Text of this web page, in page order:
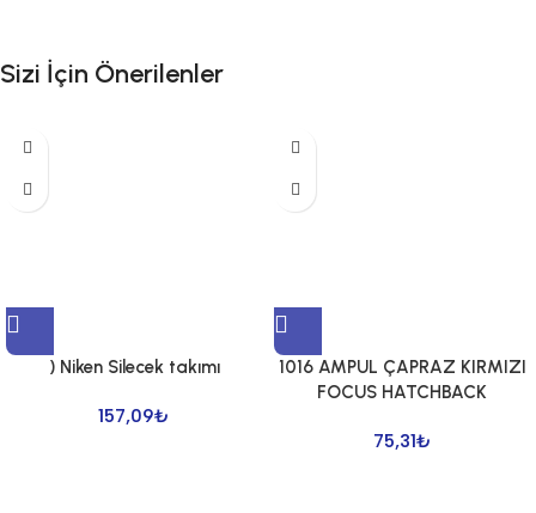
Sizi İçin Önerilenler
) Niken Silecek takımı
157,09₺
1016 AMPUL ÇAPRAZ KIRMIZI
FOCUS HATCHBACK
75,31₺